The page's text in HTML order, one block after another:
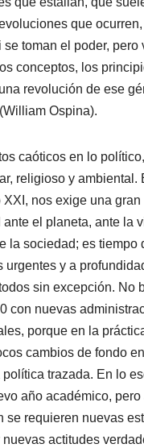
e
d
I
n
l
a
d
s
que
se toman el poder, pero
conceptos, los
revolución de ese
William Ospina).
caóticos en lo
religioso y ambiental.
nos exige una
ante el planeta, ante la
la sociedad; es tiempo
urgentes y a
sin excepción. No
con nuevas
porque en la
cambios de fondo
trazada. En lo
año académico, pero
se requieren nuevas
actitudes